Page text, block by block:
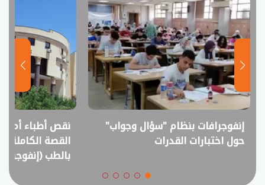
إنفوجرافات بنظام "سؤال وجواب"
حول اختبارات القدرات
نقص أطباء أم
القصة الكاملة
بالطب